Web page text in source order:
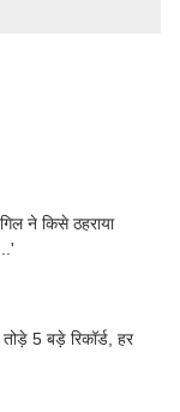
ने किसे ठहराया
5 बड़े रिकॉर्ड, हर